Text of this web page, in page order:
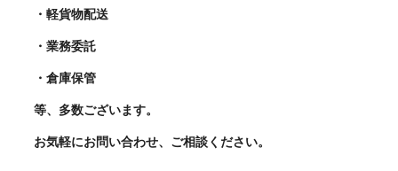
・軽貨物配送
・業務委託
・倉庫保管
等、多数ございます。
お気軽にお問い合わせ、ご相談ください。